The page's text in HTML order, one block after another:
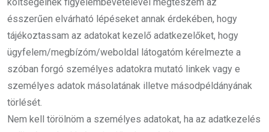
ésszerűen elvárható lépéseket annak érdekében, hogy
tájékoztassam az adatokat kezelő adatkezelőket, hogy
ügyfelem/megbízóm/weboldal látogatóm kérelmezte a
szóban forgó személyes adatokra mutató linkek vagy e
személyes adatok másolatának illetve másodpéldányának
törlését.
Nem kell törölnöm a személyes adatokat, ha az adatkezelés